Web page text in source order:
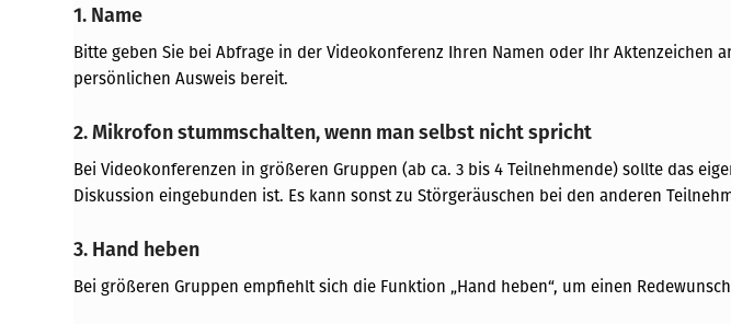
1. Name
Bitte geben Sie bei Abfrage in der Videokonferenz Ihren Namen oder Ihr
persönlichen Ausweis bereit.
2. Mikrofon stummschalten, wenn man selbst nicht spricht
Bei Videokonferenzen in größeren Gruppen (ab ca. 3 bis 4 Teilnehmende) sollte das
Diskussion eingebunden ist. Es kann sonst zu Störgeräuschen bei den anderen
3. Hand heben
Bei größeren Gruppen empfiehlt sich die Funktion „Hand heben“, um einen